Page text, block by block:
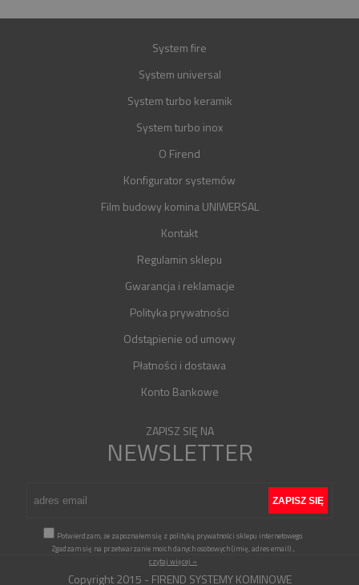
System fire
System universal
System turbo keramik
System turbo inox
O Firend
Konfigurator systemów
Film budowy komina UNIWERSAL
Kontakt
Regulamin sklepu
Gwarancja i reklamacje
Polityka prywatności
Odstąpienie od umowy
Płatności i dostawa
Konto Bankowe
ZAPISZ SIĘ NA
NEWSLETTER
Potwierdzam, że zapoznałem się z polityką prywatności sklepu internetowego.
Zgadzam się na przetwarzanie moich danych osobowych (imię, adres email)...
czytaj więcej »
Copyright 2015 - FIREND SYSTEMY KOMINOWE